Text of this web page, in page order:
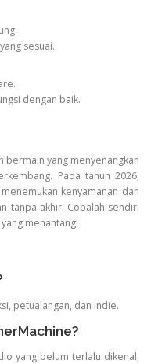
sesuai.
dengan baik.
yang menyenangkan
Pada tahun 2026,
kenyamanan dan
tanpa akhir. Cobalah sendiri
menantang!
petualangan, dan indie.
yang belum terlalu dikenal,